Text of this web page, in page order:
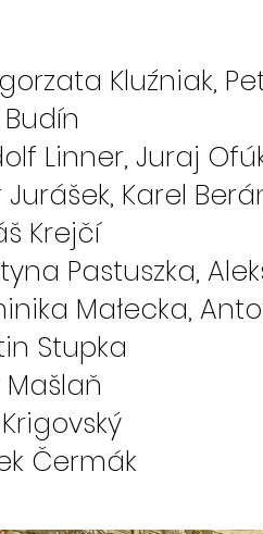
Kluźniak,
Juraj
Karel
Krejčí
Čermák